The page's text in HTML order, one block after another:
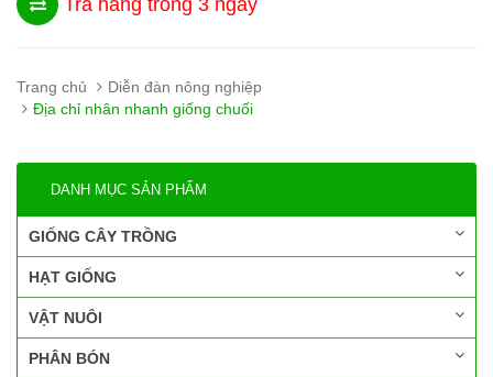
Trả hàng trong 3 ngày
Trang chủ
Diễn đàn nông nghiệp
Địa chỉ nhân nhanh giống chuối
DANH MỤC SẢN PHẨM
GIỐNG CÂY TRỒNG
HẠT GIỐNG
VẬT NUÔI
PHÂN BÓN